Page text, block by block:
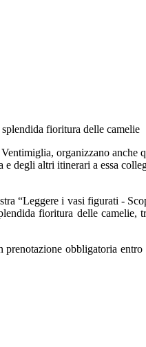
fioritura delle camelie
organizzano anche
degli altri itinerari a essa
“Leggere i vasi figurati -
fioritura delle camelie,
obbligatoria